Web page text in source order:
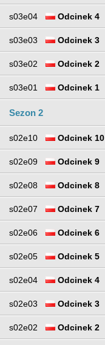
s03e04 Odcinek 4
s03e03 Odcinek 3
s03e02 Odcinek 2
s03e01 Odcinek 1
Sezon 2
s02e10 Odcinek 10
s02e09 Odcinek 9
s02e08 Odcinek 8
s02e07 Odcinek 7
s02e06 Odcinek 6
s02e05 Odcinek 5
s02e04 Odcinek 4
s02e03 Odcinek 3
s02e02 Odcinek 2